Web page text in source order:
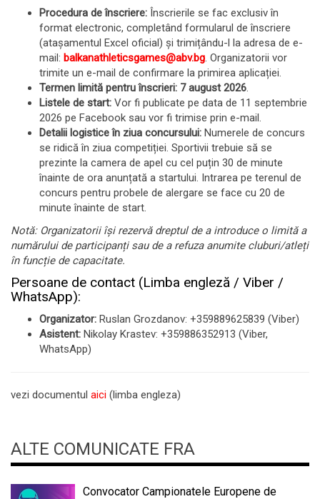
Procedura de înscriere: Înscrierile se fac exclusiv în
format electronic, completând formularul de înscriere
(atașamentul Excel oficial) și trimițându-l la adresa de e-
mail: balkanathleticsgames@abv.bg. Organizatorii vor
trimite un e-mail de confirmare la primirea aplicației.
Termen limită pentru înscrieri: 7 august 2026.
Listele de start: Vor fi publicate pe data de 11 septembrie
2026 pe Facebook sau vor fi trimise prin e-mail.
Detalii logistice în ziua concursului: Numerele de concurs
se ridică în ziua competiției. Sportivii trebuie să se
prezinte la camera de apel cu cel puțin 30 de minute
înainte de ora anunțată a startului. Intrarea pe terenul de
concurs pentru probele de alergare se face cu 20 de
minute înainte de start.
Notă: Organizatorii își rezervă dreptul de a introduce o limită a
numărului de participanți sau de a refuza anumite cluburi/atleți
în funcție de capacitate.
Persoane de contact (Limba engleză / Viber /
WhatsApp):
Organizator: Ruslan Grozdanov: +359889625839 (Viber)
Asistent: Nikolay Krastev: +359886352913 (Viber,
WhatsApp)
vezi documentul aici (limba engleza)
ALTE COMUNICATE FRA
Convocator Campionatele Europene de